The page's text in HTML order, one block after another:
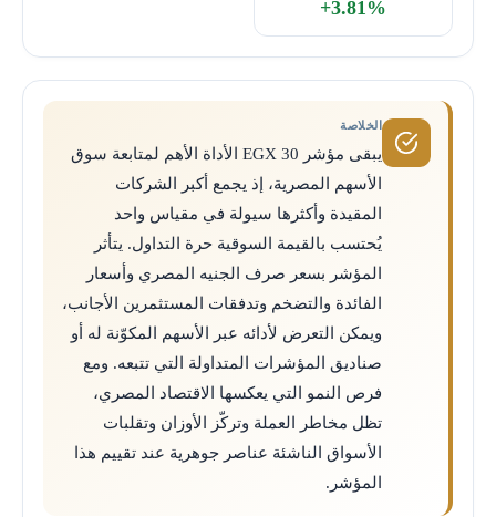
+3.81%
الخلاصة
يبقى مؤشر EGX 30 الأداة الأهم لمتابعة سوق
الأسهم المصرية، إذ يجمع أكبر الشركات
المقيدة وأكثرها سيولة في مقياس واحد
يُحتسب بالقيمة السوقية حرة التداول. يتأثر
المؤشر بسعر صرف الجنيه المصري وأسعار
الفائدة والتضخم وتدفقات المستثمرين الأجانب،
ويمكن التعرض لأدائه عبر الأسهم المكوّنة له أو
صناديق المؤشرات المتداولة التي تتبعه. ومع
فرص النمو التي يعكسها الاقتصاد المصري،
تظل مخاطر العملة وتركّز الأوزان وتقلبات
الأسواق الناشئة عناصر جوهرية عند تقييم هذا
المؤشر.